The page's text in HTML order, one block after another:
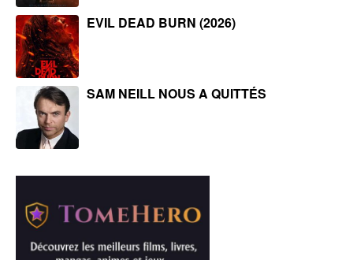
EVIL DEAD BURN (2026)
SAM NEILL NOUS A QUITTÉS